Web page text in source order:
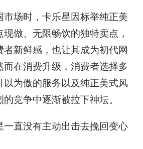
市场时，卡乐星因标举纯正美
做、无限畅饮的独特卖点，
新鲜感，也让其成为初代网
在消费升级，消费者选择多
以为傲的服务以及纯正美式风
竞争中逐渐被拉下神坛。
一直没有主动出击去挽回变心